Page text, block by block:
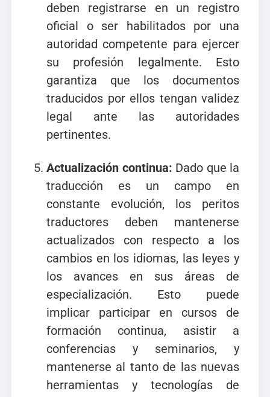
deben registrarse en un registro
oficial o ser habilitados por una
autoridad competente para ejercer
su profesión legalmente. Esto
garantiza que los documentos
traducidos por ellos tengan validez
legal ante las autoridades
pertinentes.
Actualización continua: Dado que la
traducción es un campo en
constante evolución, los peritos
traductores deben mantenerse
actualizados con respecto a los
cambios en los idiomas, las leyes y
los avances en sus áreas de
especialización. Esto puede
implicar participar en cursos de
formación continua, asistir a
conferencias y seminarios, y
mantenerse al tanto de las nuevas
herramientas y tecnologías de